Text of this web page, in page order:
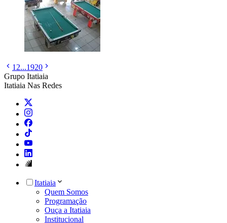
12...1920
Grupo Itatiaia
Itatiaia Nas Redes
Itatiaia
Quem Somos
Programação
Ouça a Itatiaia
Institucional